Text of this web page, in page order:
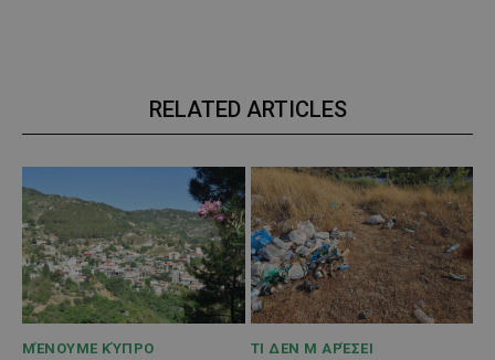
RELATED ARTICLES
ΜΈΝΟΥΜΕ ΚΎΠΡΟ ΤΙ ΔΕΝ Μ ΑΡΈΣΕΙ